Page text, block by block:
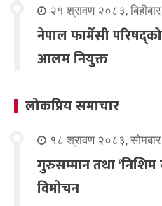
२१ श्रावण २०८३, बिहीबार
नेपाल फार्मेसी
आलम नियुक्त
लोकप्रिय समाचार
१८ श्रावण २०८३, सोमबार
गुरुसम्मान तथा ‘निशिम
विमोचन